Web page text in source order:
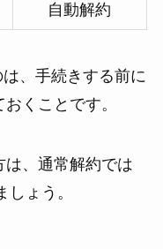
自動解約
、手続きする前に
くことです。
は、通常解約では
ょう。